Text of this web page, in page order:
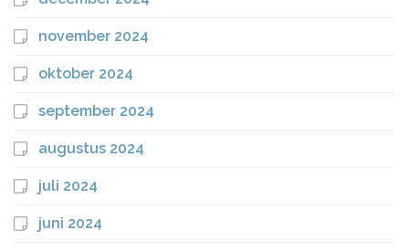
november 2024
oktober 2024
september 2024
augustus 2024
juli 2024
juni 2024